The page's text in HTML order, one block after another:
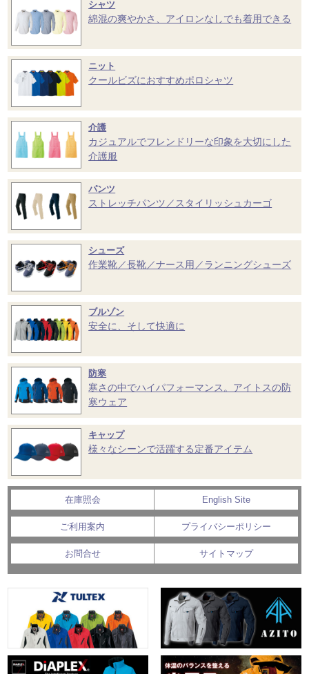
シャツ
綿混の爽やかさ、アイロンなしでも着用できる
ニット
クールビズにおすすめポロシャツ
介護
カジュアルでフレンドリーな印象を大切にした
介護服
パンツ
ストレッチパンツ／スタイリッシュカーゴ
シューズ
作業靴／長靴／ナース用／ランニングシューズ
ブルゾン
安全に、そして快適に
防寒
寒さの中でハイパフォーマンス。アイトスの防
寒ウェア
キャップ
様々なシーンで活躍する定番アイテム
在庫照会 English Site
ご利用案内 プライバシーポリシー
お問合せ サイトマップ